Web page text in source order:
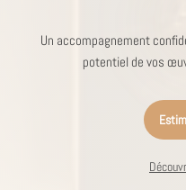
Un accompagnement
potentiel de vos